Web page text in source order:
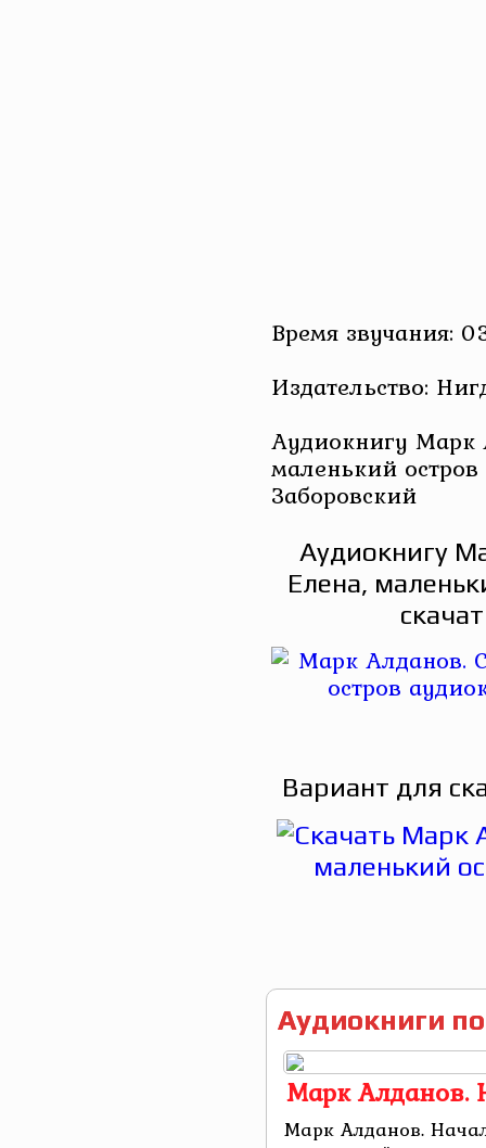
Время звучания:
Издательство:
Аудиокнигу Марк
маленький
Заборовский
Аудиокнигу
Елена,
Вариант для
Аудиокниги
Марк Алданов.
Марк Алданов.